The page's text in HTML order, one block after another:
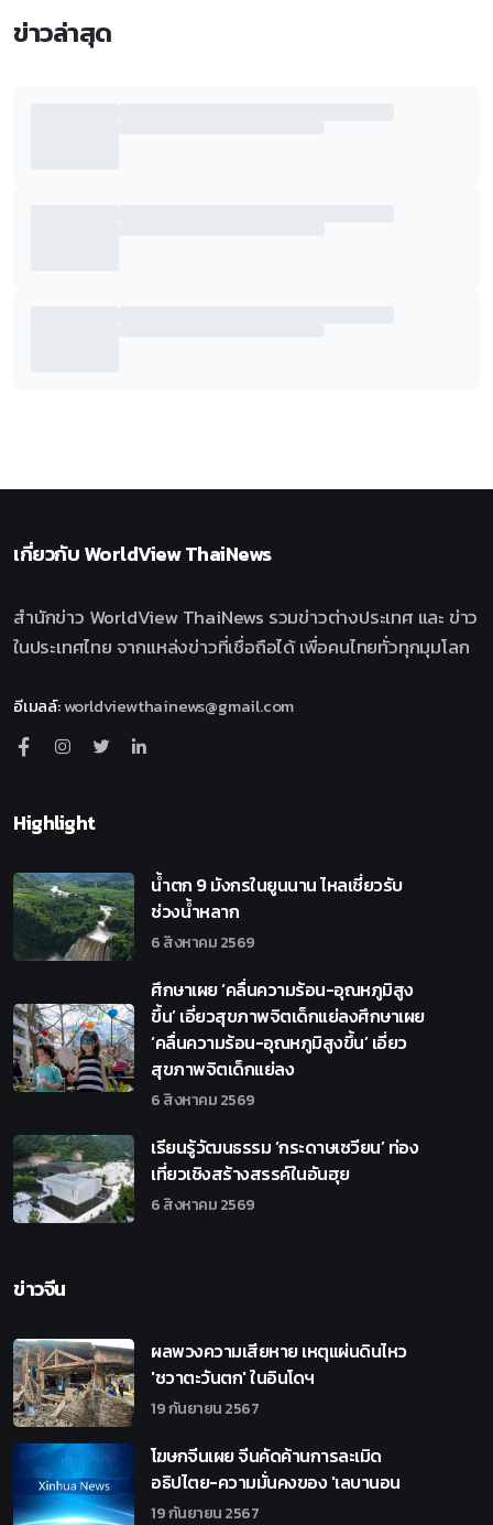
ข่าวล่าสุด
เกี่ยวกับWorldView ThaiNews
สำนักข่าว WorldView ThaiNews รวมข่าวต่างประเทศ และ ข่าว
ในประเทศไทย จากแหล่งข่าวที่เชื่อถือได้ เพื่อคนไทยทั่วทุกมุมโลก
อีเมลล์:worldviewthainews@gmail.com
Highlight
น้ำตก 9 มังกรในยูนนาน ไหลเชี่ยวรับ
ช่วงน้ำหลาก
6 สิงหาคม 2569
ศึกษาเผย ‘คลื่นความร้อน-อุณหภูมิสูง
ขึ้น’ เอี่ยวสุขภาพจิตเด็กแย่ลงศึกษาเผย
‘คลื่นความร้อน-อุณหภูมิสูงขึ้น’ เอี่ยว
สุขภาพจิตเด็กแย่ลง
6 สิงหาคม 2569
เรียนรู้วัฒนธรรม ‘กระดาษเซวียน’ ท่อง
เที่ยวเชิงสร้างสรรค์ในอันฮุย
6 สิงหาคม 2569
ข่าวจีน
ผลพวงความเสียหาย เหตุแผ่นดินไหว
'ชวาตะวันตก' ในอินโดฯ
19 กันยายน 2567
โฆษกจีนเผย จีนคัดค้านการละเมิด
อธิปไตย-ความมั่นคงของ 'เลบานอน
19 กันยายน 2567